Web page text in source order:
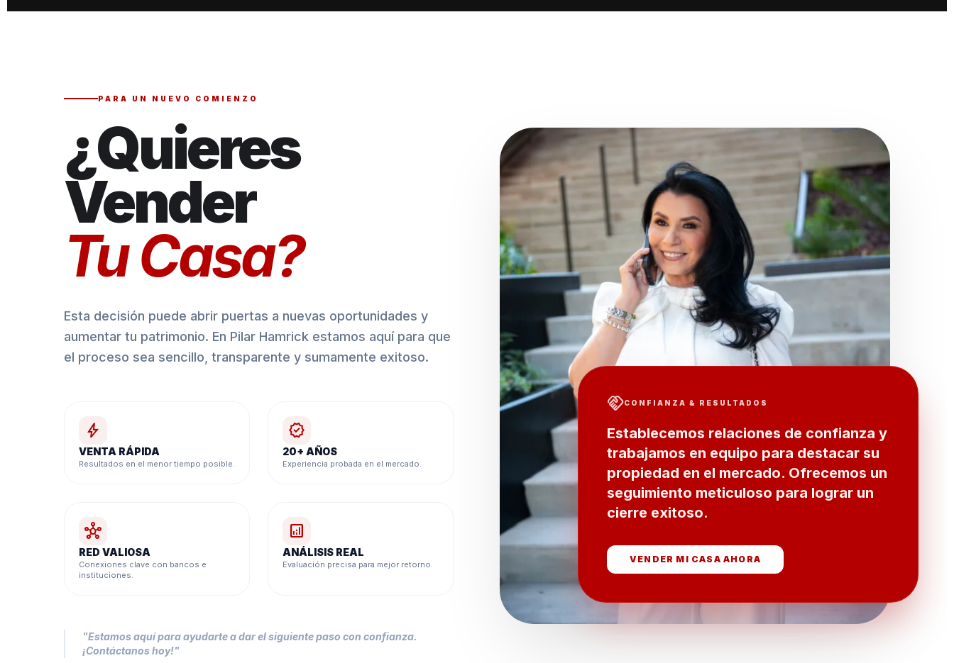
PARA UN NUEVO COMIENZO
¿Quieres
Vender
Tu Casa?
Esta decisión puede abrir puertas a nuevas oportunidades y
aumentar tu patrimonio. En Pilar Hamrick estamos aquí para que
el proceso sea sencillo, transparente y sumamente exitoso.
bolt
VENTA RÁPIDA
Resultados en el menor tiempo posible.
verified
20+ AÑOS
Experiencia probada en el mercado.
hub
RED VALIOSA
Conexiones clave con bancos e
instituciones.
analytics
ANÁLISIS REAL
Evaluación precisa para mejor retorno.
"Estamos aquí para ayudarte a dar el siguiente paso con confianza.
¡Contáctanos hoy!"
handshakeCONFIANZA & RESULTADOS
Establecemos relaciones de confianza y
trabajamos en equipo para destacar su
propiedad en el mercado. Ofrecemos un
seguimiento meticuloso para lograr un
cierre exitoso.
VENDER MI CASA AHORA